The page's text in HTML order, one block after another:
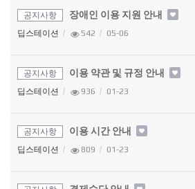
공지사항 장애인 이용 지원 안내
딥스테이션 542 05-06
공지사항 이용 약관 및 규정 안내
딥스테이션 936 01-23
공지사항 이용 시간 안내
딥스테이션 809 01-23